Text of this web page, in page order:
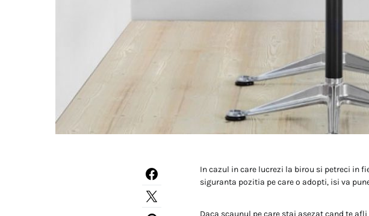
In cazul in care lucrezi la birou si petreci in
siguranta pozitia pe care o adopti, isi va
Daca scaunul pe care stai asezat cand te